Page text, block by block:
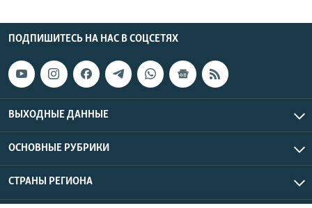
ПОДПИШИТЕСЬ НА НАС В СОЦСЕТЯХ
ВЫХОДНЫЕ ДАННЫЕ
ОСНОВНЫЕ РУБРИКИ
СТРАНЫ РЕГИОНА